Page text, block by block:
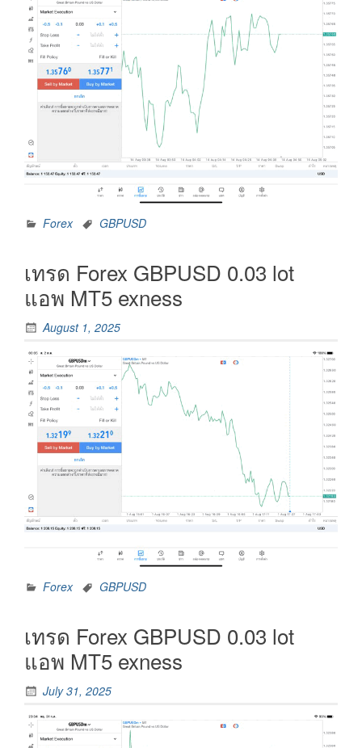
Forex GBPUSD
เทรด Forex GBPUSD 0.03 lot
แอพ MT5 exness
August 1, 2025
Forex GBPUSD
เทรด Forex GBPUSD 0.03 lot
แอพ MT5 exness
July 31, 2025